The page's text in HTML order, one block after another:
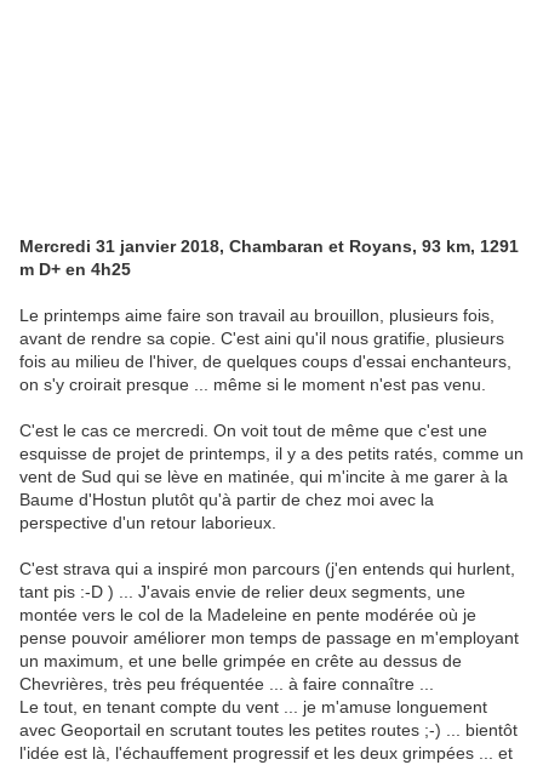
Mercredi 31 janvier 2018, Chambaran et Royans, 93 km, 1291
m D+ en 4h25
Le printemps aime faire son travail au brouillon, plusieurs fois,
avant de rendre sa copie. C'est aini qu'il nous gratifie, plusieurs
fois au milieu de l'hiver, de quelques coups d'essai enchanteurs,
on s'y croirait presque ... même si le moment n'est pas venu.
C'est le cas ce mercredi. On voit tout de même que c'est une
esquisse de projet de printemps, il y a des petits ratés, comme un
vent de Sud qui se lève en matinée, qui m'incite à me garer à la
Baume d'Hostun plutôt qu'à partir de chez moi avec la
perspective d'un retour laborieux.
C'est strava qui a inspiré mon parcours (j'en entends qui hurlent,
tant pis :-D ) ... J'avais envie de relier deux segments, une
montée vers le col de la Madeleine en pente modérée où je
pense pouvoir améliorer mon temps de passage en m'employant
un maximum, et une belle grimpée en crête au dessus de
Chevrières, très peu fréquentée ... à faire connaître ...
Le tout, en tenant compte du vent ... je m'amuse longuement
avec Geoportail en scrutant toutes les petites routes ;-) ... bientôt
l'idée est là, l'échauffement progressif et les deux grimpées ... et